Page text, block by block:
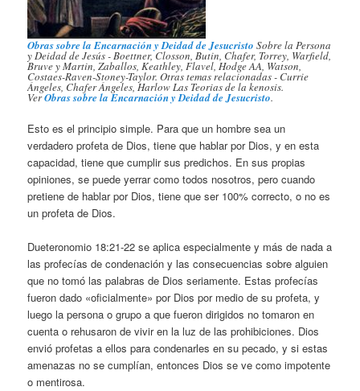
Obras sobre la Encarnación y Deidad de Jesucristo Sobre la Persona
y Deidad de Jesús - Boettner, Closson, Butin, Chafer, Torrey, Warfield,
Bruve y Martin, Zaballos, Keathley, Flavel, Hodge AA, Watson,
Costaes-Raven-Stoney-Taylor. Otras temas relacionadas - Currie
Ángeles, Chafer Ángeles, Harlow Las Teorias de la kenosis.
VerObras sobre la Encarnación y Deidad de Jesucristo.
Esto es el principio simple. Para que un hombre sea un
verdadero profeta de Dios, tiene que hablar por Dios, y en esta
capacidad, tiene que cumplir sus predichos. En sus propias
opiniones, se puede yerrar como todos nosotros, pero cuando
pretiene de hablar por Dios, tiene que ser 100% correcto, o no es
un profeta de Dios.
Dueteronomio 18:21-22 se aplica especialmente y más de nada a
las profecías de condenación y las consecuencias sobre alguien
que no tomó las palabras de Dios seriamente. Estas profecías
fueron dado «oficialmente» por Dios por medio de su profeta, y
luego la persona o grupo a que fueron dirigidos no tomaron en
cuenta o rehusaron de vivir en la luz de las prohibiciones. Dios
envió profetas a ellos para condenarles en su pecado, y si estas
amenazas no se cumplían, entonces Dios se ve como impotente
o mentirosa.